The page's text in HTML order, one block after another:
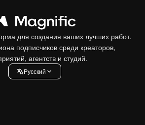
для создания ваших лучших работ.
подписчиков среди креаторов,
агентств и студий.
Pусский